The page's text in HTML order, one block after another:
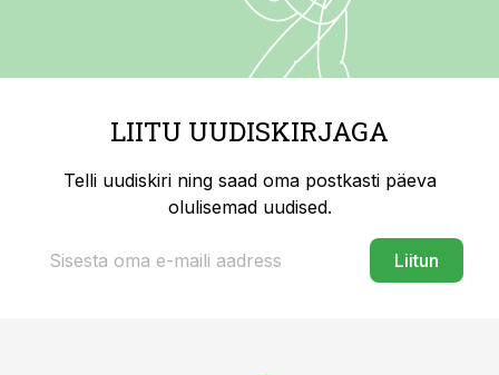
LIITU UUDISKIRJAGA
Telli uudiskiri ning saad oma postkasti päeva
olulisemad uudised.
Liitun